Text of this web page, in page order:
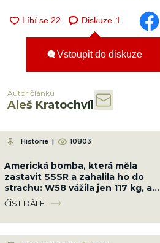
Diskuze 1
Vstoupit do diskuze
Autor článku
Aleš Kratochvíl
Historie | 10803
Americká bomba, která měla
zastavit SSSR a zahalila ho do
strachu: W58 vážila jen 117 kg, ale
měla sílu 200 kilotun
ČÍST DÁLE